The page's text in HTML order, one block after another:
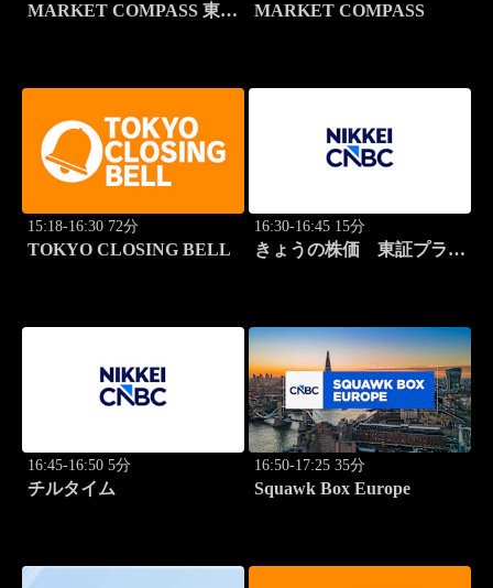
MARKET COMPASS 東証
MARKET COMPASS
15:18-16:30 72分
TOKYO CLOSING BELL
16:30-16:45 15分
きょうの株価 東証プライ
16:45-16:50 5分
チルタイム
16:50-17:25 35分
Squawk Box Europe